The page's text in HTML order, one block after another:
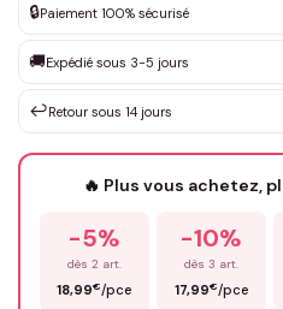
Que souhaitez-vous ?*
Votre texte / idée*
Prénom*
🔒Paiement 100% sécurisé
🚚Expédié sous 3-5 jours
↩️Retour sous 14 jours
🔥 Plus vous achetez,
-5%
dès 2 art.
18,99€/pce
-10%
dès 3 art.
17,99€/pce